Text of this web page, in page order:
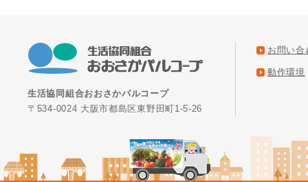
生活協同組合おおさかパルコープ
〒534-0024 大阪市都島区東野田町1-5-26
お問い合
動作環境